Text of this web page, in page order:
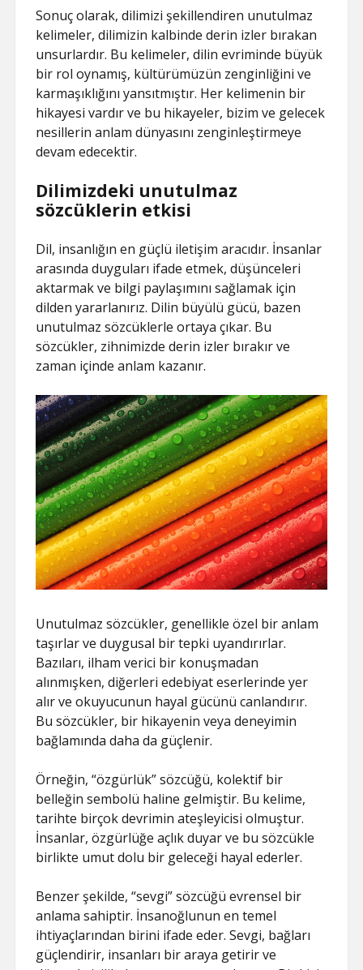
Sonuç olarak, dilimizi şekillendiren unutulmaz
kelimeler, dilimizin kalbinde derin izler bırakan
unsurlardır. Bu kelimeler, dilin evriminde büyük
bir rol oynamış, kültürümüzün zenginliğini ve
karmaşıklığını yansıtmıştır. Her kelimenin bir
hikayesi vardır ve bu hikayeler, bizim ve gelecek
nesillerin anlam dünyasını zenginleştirmeye
devam edecektir.
Dilimizdeki unutulmaz
sözcüklerin etkisi
Dil, insanlığın en güçlü iletişim aracıdır. İnsanlar
arasında duyguları ifade etmek, düşünceleri
aktarmak ve bilgi paylaşımını sağlamak için
dilden yararlanırız. Dilin büyülü gücü, bazen
unutulmaz sözcüklerle ortaya çıkar. Bu
sözcükler, zihnimizde derin izler bırakır ve
zaman içinde anlam kazanır.
Unutulmaz sözcükler, genellikle özel bir anlam
taşırlar ve duygusal bir tepki uyandırırlar.
Bazıları, ilham verici bir konuşmadan
alınmışken, diğerleri edebiyat eserlerinde yer
alır ve okuyucunun hayal gücünü canlandırır.
Bu sözcükler, bir hikayenin veya deneyimin
bağlamında daha da güçlenir.
Örneğin, “özgürlük” sözcüğü, kolektif bir
belleğin sembolü haline gelmiştir. Bu kelime,
tarihte birçok devrimin ateşleyicisi olmuştur.
İnsanlar, özgürlüğe açlık duyar ve bu sözcükle
birlikte umut dolu bir geleceği hayal ederler.
Benzer şekilde, “sevgi” sözcüğü evrensel bir
anlama sahiptir. İnsanoğlunun en temel
ihtiyaçlarından birini ifade eder. Sevgi, bağları
güçlendirir, insanları bir araya getirir ve